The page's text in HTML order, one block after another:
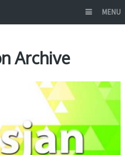
MENU
Archive